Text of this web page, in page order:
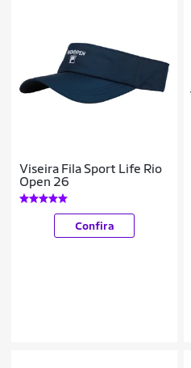
Viseira Fila Sport Life Rio
Open 26
Confira